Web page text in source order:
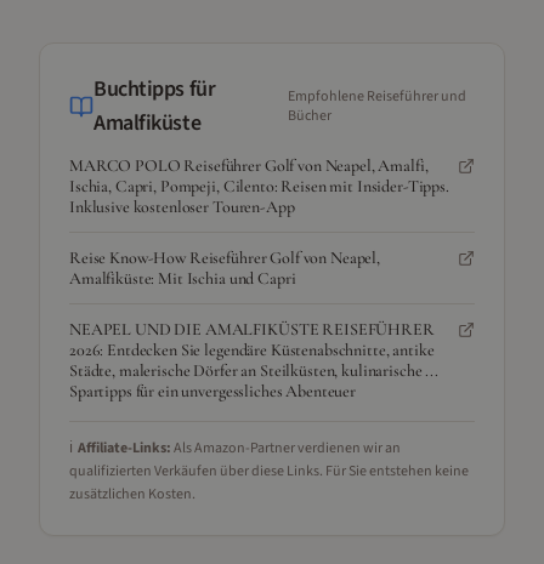
Buchtipps für
Amalfiküste
Empfohlene Reiseführer und
Bücher
MARCO POLO Reiseführer Golf von Neapel, Amalfi,
Ischia, Capri, Pompeji, Cilento: Reisen mit Insider-Tipps.
Inklusive kostenloser Touren-App
Reise Know-How Reiseführer Golf von Neapel,
Amalfiküste: Mit Ischia und Capri
NEAPEL UND DIE AMALFIKÜSTE REISEFÜHRER
2026: Entdecken Sie legendäre Küstenabschnitte, antike
Städte, malerische Dörfer an Steilküsten, kulinarische ...
Spartipps für ein unvergessliches Abenteuer
ℹ️ Affiliate-Links:Als Amazon-Partner verdienen wir an
qualifizierten Verkäufen über diese Links. Für Sie entstehen keine
zusätzlichen Kosten.